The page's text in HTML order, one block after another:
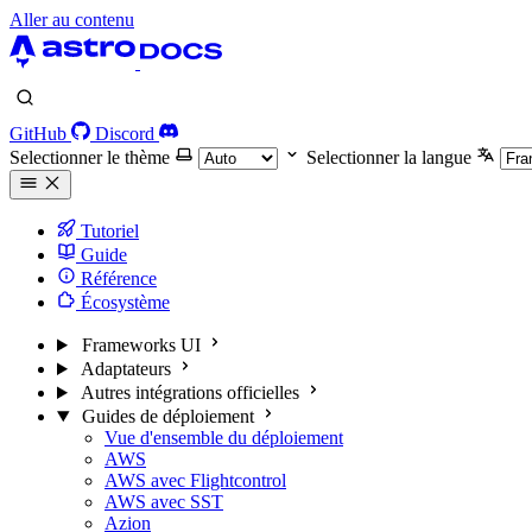
Aller au contenu
GitHub
Discord
Selectionner le thème
Selectionner la langue
Tutoriel
Guide
Référence
Écosystème
Frameworks UI
Adaptateurs
Autres intégrations officielles
Guides de déploiement
Vue d'ensemble du déploiement
AWS
AWS avec Flightcontrol
AWS avec SST
Azion